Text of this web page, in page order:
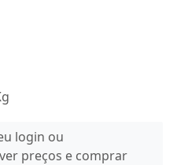
login ou
preços e comprar